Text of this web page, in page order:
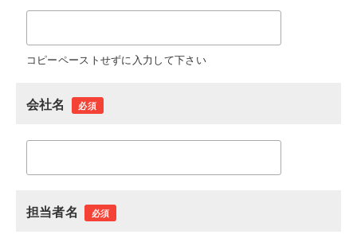
コピーペーストせずに入力して下さい
会社名 必須
担当者名 必須